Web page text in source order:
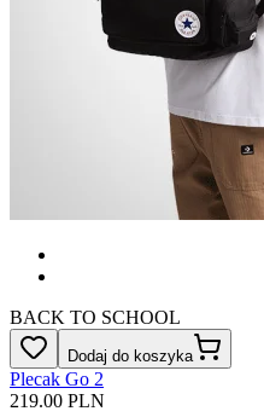
BACK TO SCHOOL
Dodaj do koszyka
Plecak Go 2
219.00 PLN